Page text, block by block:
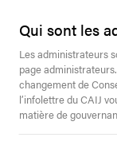
Qui sont les
Les administrateurs
page
changement de
l’infolettre du CAIJ
matière de